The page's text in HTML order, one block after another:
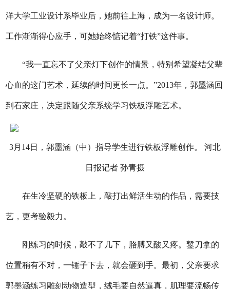
洋大学工业设计系毕业后，她前往上海，成为一名设计师。
工作渐渐得心应手，可她始终惦记着“打铁”这件事。
“我一直忘不了父亲灯下创作的情景，特别希望凝结父辈
心血的这门艺术，延续的时间更长一点。”2013年，郭墨涵回
到石家庄，决定跟随父亲系统学习铁板浮雕艺术。
3月14日，郭墨涵（中）指导学生进行铁板浮雕创作。 河北
日报记者 孙青摄
在生冷坚硬的铁板上，敲打出鲜活生动的作品，需要技
艺，更考验毅力。
刚练习的时候，敲不了几下，胳膊又酸又疼。錾刀拿的
位置稍有不对，一锤子下去，就会砸到手。最初，父亲要求
郭墨涵练习雕刻动物造型，绒毛要自然逼真，肌理要流畅传